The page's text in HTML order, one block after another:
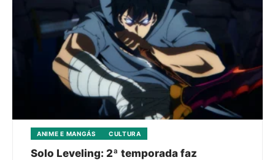
ANIME E MANGÁS CULTURA
Solo Leveling: 2ª temporada faz